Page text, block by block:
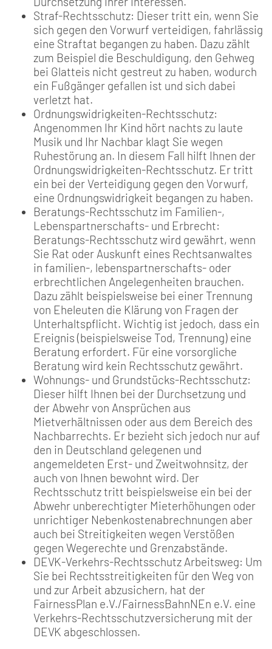
Straf-Rechtsschutz: Dieser tritt ein, wenn Sie
sich gegen den Vorwurf verteidigen, fahrlässig
eine Straftat begangen zu haben. Dazu zählt
zum Beispiel die Beschuldigung, den Gehweg
bei Glatteis nicht gestreut zu haben, wodurch
ein Fußgänger gefallen ist und sich dabei
verletzt hat.
Ordnungswidrigkeiten-Rechtsschutz:
Angenommen Ihr Kind hört nachts zu laute
Musik und Ihr Nachbar klagt Sie wegen
Ruhestörung an. In diesem Fall hilft Ihnen der
Ordnungswidrigkeiten-Rechtsschutz. Er tritt
ein bei der Verteidigung gegen den Vorwurf,
eine Ordnungswidrigkeit begangen zu haben.
Beratungs-Rechtsschutz im Familien-,
Lebenspartnerschafts- und Erbrecht:
Beratungs-Rechtsschutz wird gewährt, wenn
Sie Rat oder Auskunft eines Rechtsanwaltes
in familien-, lebenspartnerschafts- oder
erbrechtlichen Angelegenheiten brauchen.
Dazu zählt beispielsweise bei einer Trennung
von Eheleuten die Klärung von Fragen der
Unterhaltspflicht. Wichtig ist jedoch, dass ein
Ereignis (beispielsweise Tod, Trennung) eine
Beratung erfordert. Für eine vorsorgliche
Beratung wird kein Rechtsschutz gewährt.
Wohnungs- und Grundstücks-Rechtsschutz:
Dieser hilft Ihnen bei der Durchsetzung und
der Abwehr von Ansprüchen aus
Mietverhältnissen oder aus dem Bereich des
Nachbarrechts. Er bezieht sich jedoch nur auf
den in Deutschland gelegenen und
angemeldeten Erst- und Zweitwohnsitz, der
auch von Ihnen bewohnt wird. Der
Rechtsschutz tritt beispielsweise ein bei der
Abwehr unberechtigter Mieterhöhungen oder
unrichtiger Nebenkostenabrechnungen aber
auch bei Streitigkeiten wegen Verstößen
gegen Wegerechte und Grenzabstände.
DEVK-Verkehrs-Rechtsschutz Arbeitsweg: Um
Sie bei Rechtsstreitigkeiten für den Weg von
und zur Arbeit abzusichern, hat der
FairnessPlan e.V./FairnessBahnNEn e.V. eine
Verkehrs-Rechtsschutzversicherung mit der
DEVK abgeschlossen.